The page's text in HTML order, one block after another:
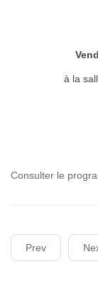
à la
Consulter le
Prev